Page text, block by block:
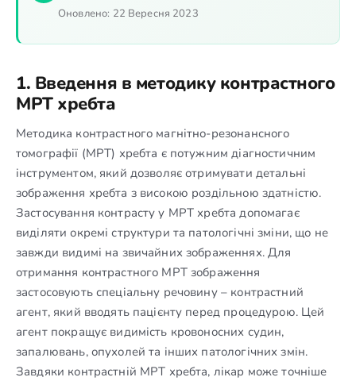
Оновлено: 22 Вересня 2023
1. Введення в методику контрастного
МРТ хребта
Методика контрастного магнітно-резонансного
томографії (МРТ) хребта є потужним діагностичним
інструментом, який дозволяє отримувати детальні
зображення хребта з високою роздільною здатністю.
Застосування контрасту у МРТ хребта допомагає
виділяти окремі структури та патологічні зміни, що не
завжди видимі на звичайних зображеннях. Для
отримання контрастного МРТ зображення
застосовують спеціальну речовину – контрастний
агент, який вводять пацієнту перед процедурою. Цей
агент покращує видимість кровоносних судин,
запалювань, опухолей та інших патологічних змін.
Завдяки контрастній МРТ хребта, лікар може точніше